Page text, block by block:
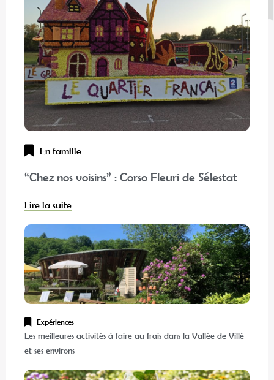
En famille
“Chez nos voisins” : Corso Fleuri de Sélestat
Lire la suite
Expériences
Les meilleures activités à faire au frais dans la Vallée de Villé
et ses environs